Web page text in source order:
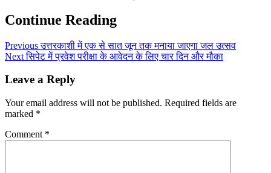
Continue Reading
Previousउत्तरकाशी में एक से सात जून तक मनाया जाएगा जल उत्सव
Nextसिपेट में प्रवेश परीक्षा के आवेदन के लिए चार दिन और मौका
Leave a Reply
Your email address will not be published. Required fields are
marked *
Comment *